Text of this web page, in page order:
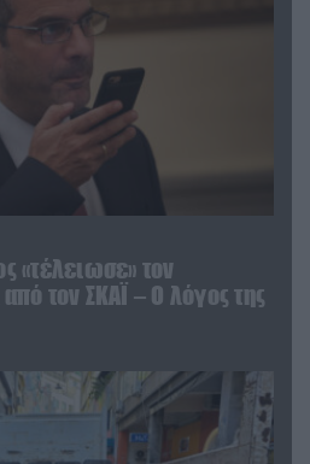
«τέλειωσε» τον
τον ΣΚΑΪ – Ο λόγος της